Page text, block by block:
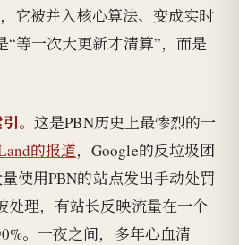
它被并入核心算法、变成实时
等一次大更新才清算”，而是
。这是PBN历史上最惨烈的一
的报道，Google的反垃圾团
使用PBN的站点发出手动处罚
处理，有站长反映流量在一个
。一夜之间，多年心血清